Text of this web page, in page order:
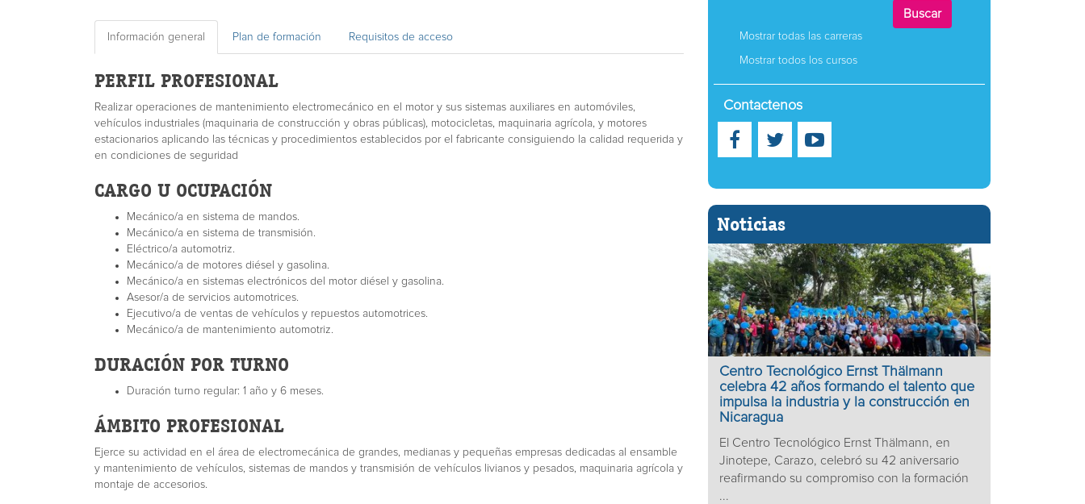
Información general Plan de formación Requisitos de acceso
PERFIL PROFESIONAL
Realizar operaciones de mantenimiento electromecánico en el motor y sus sistemas auxiliares en automóviles,
vehículos industriales (maquinaria de construcción y obras públicas), motocicletas, maquinaria agrícola, y motores
estacionarios aplicando las técnicas y procedimientos establecidos por el fabricante consiguiendo la calidad requerida y
en condiciones de seguridad
CARGO U OCUPACIÓN
Mecánico/a en sistema de mandos.
Mecánico/a en sistema de transmisión.
Eléctrico/a automotriz.
Mecánico/a de motores diésel y gasolina.
Mecánico/a en sistemas electrónicos del motor diésel y gasolina.
Asesor/a de servicios automotrices.
Ejecutivo/a de ventas de vehículos y repuestos automotrices.
Mecánico/a de mantenimiento automotriz.
DURACIÓN POR TURNO
Duración turno regular: 1 año y 6 meses.
ÁMBITO PROFESIONAL
Ejerce su actividad en el área de electromecánica de grandes, medianas y pequeñas empresas dedicadas al ensamble
y mantenimiento de vehículos, sistemas de mandos y transmisión de vehículos livianos y pesados, maquinaria agrícola y
montaje de accesorios.
Mostrar todas las carreras
Mostrar todos los cursos
Contactenos
Noticias
Centro Tecnológico Ernst Thälmann
celebra 42 años formando el talento que
impulsa la industria y la construcción en
Nicaragua
El Centro Tecnológico Ernst Thälmann, en
Jinotepe, Carazo, celebró su 42 aniversario
reafirmando su compromiso con la formación
...